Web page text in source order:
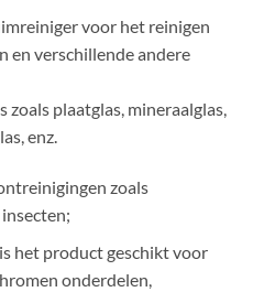
voor het reinigen
en verschillende andere
zoals plaatglas, mineraalglas,
enz.
zoals
het product geschikt voor
onderdelen,